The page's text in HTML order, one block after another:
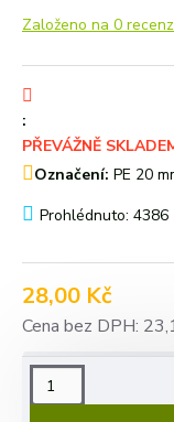
Založeno na 0
28,00 Kč
Cena bez DPH:
:
PŘEVÁŽNĚ
Označení: PE 20
Prohlédnuto: 4386